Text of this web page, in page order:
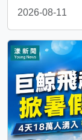
2026-08-11